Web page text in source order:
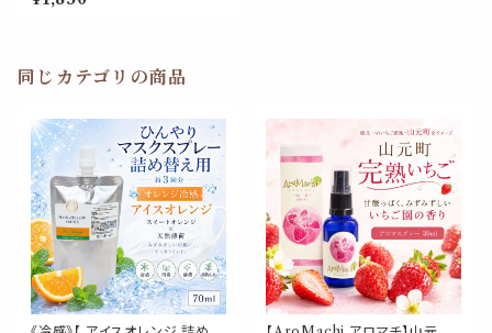
30ml 箱付｜コバルトブルーの
レゼント
同じカテゴリの商品